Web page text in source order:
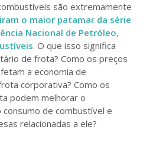
são extremamente
o maior patamar da série
Nacional de Petróleo,
. O que isso significa
de frota? Como os preços
a economia de
corporativa? Como os
podem melhorar o
de combustível e
relacionadas a ele?